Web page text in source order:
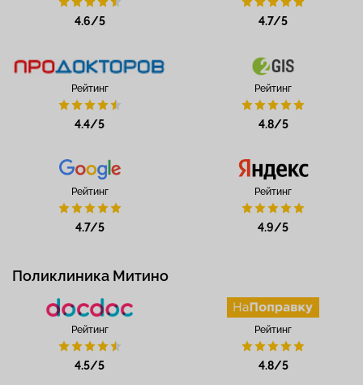
4.6/5 4.7/5
Рейтинг
4.4/5
Рейтинг
4.8/5
Рейтинг
4.7/5
Рейтинг
4.9/5
Поликлиника Митино
Рейтинг
4.5/5
Рейтинг
4.8/5